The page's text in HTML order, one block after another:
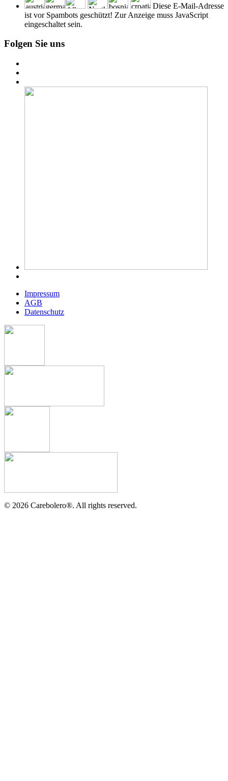
Diese E-Mail-Adresse
ist vor Spambots geschützt! Zur Anzeige muss JavaScript
eingeschaltet sein.
Folgen Sie uns
Impressum
AGB
Datenschutz
© 2026 Carebolero®. All rights reserved.